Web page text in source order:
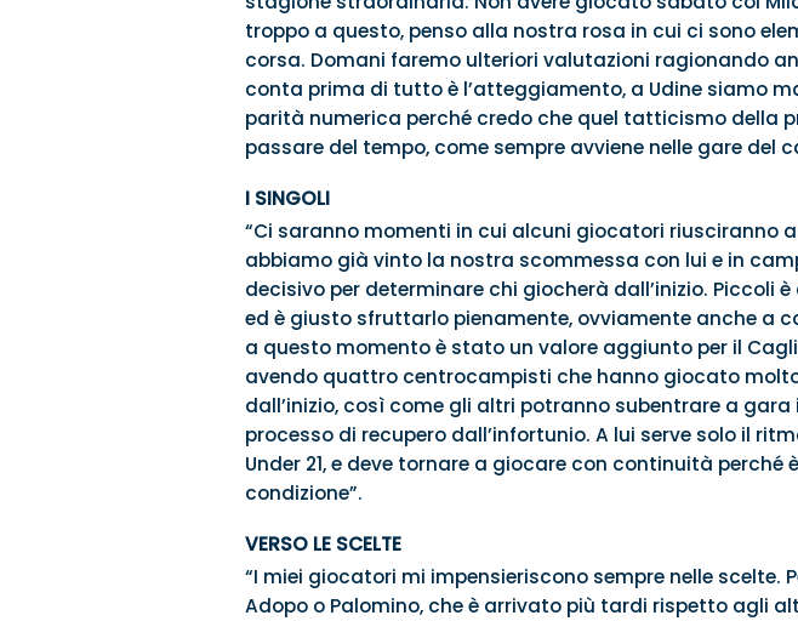
troppo a questo, penso alla nostra rosa in cui ci sono
corsa. Domani faremo ulteriori valutazioni ragionando
conta prima di tutto è l’atteggiamento, a Udine siamo
parità numerica perché credo che quel tatticismo della
passare del tempo, come sempre avviene nelle gare del
I SINGOLI
“Ci saranno momenti in cui alcuni giocatori riusciranno
abbiamo già vinto la nostra scommessa con lui e in
decisivo per determinare chi giocherà dall’inizio. Piccoli
ed è giusto sfruttarlo pienamente, ovviamente anche a
a questo momento è stato un valore aggiunto per il
avendo quattro centrocampisti che hanno giocato
dall’inizio, così come gli altri potranno subentrare a
processo di recupero dall’infortunio. A lui serve solo il
Under 21, e deve tornare a giocare con continuità
condizione”.
VERSO LE SCELTE
“I miei giocatori mi impensieriscono sempre nelle scelte.
Adopo o Palomino, che è arrivato più tardi rispetto agli